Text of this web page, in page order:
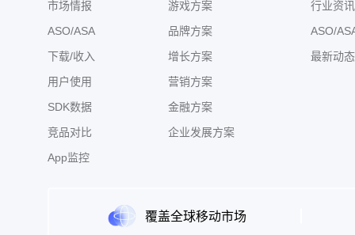
市场情报
ASO/ASA
下载/收入
用户使用
SDK数据
竞品对比
App监控
游戏方案
品牌方案
增长方案
营销方案
金融方案
企业发展方案
行业资讯
ASO/
最新动态
覆盖全球移动市场